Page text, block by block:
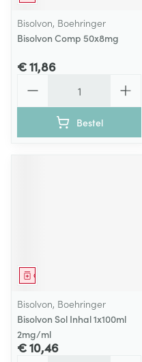
Bisolvon, Boehringer
Bisolvon Comp 50x8mg
€ 11,86
Bestel
Geneesmiddel
Bisolvon, Boehringer
Bisolvon Sol Inhal 1x100ml
2mg/ml
€ 10,46